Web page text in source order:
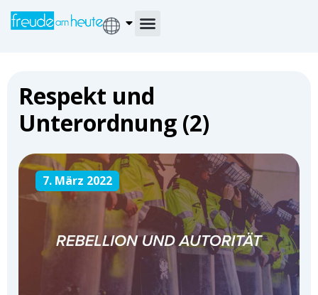
Respekt und
Unterordnung (2)
7. März 2022